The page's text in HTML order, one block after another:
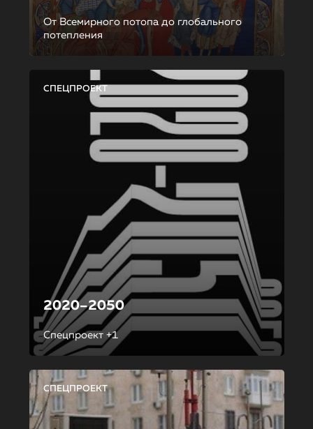
От Всемирного потопа до глобального
потепления
СПЕЦПРОЕКТ
2020–2050
Спецпроект +1
СПЕЦПРОЕКТ